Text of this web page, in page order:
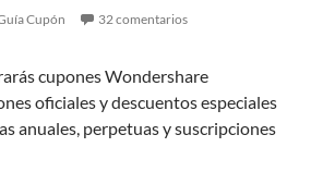
Cupón 32 comentarios
cupones Wondershare
oficiales y descuentos especiales
anuales, perpetuas y suscripciones